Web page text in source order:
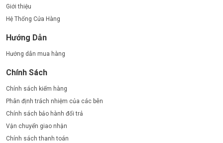
Giới thiệu
Hệ Thống Cửa Hàng
Hướng Dẫn
Hướng dẫn mua hàng
Chính Sách
Chính sách kiểm hàng
Phân định trách nhiệm của các bên
Chính sách bảo hành đổi trả
Vận chuyển giao nhận
Chính sách thanh toán